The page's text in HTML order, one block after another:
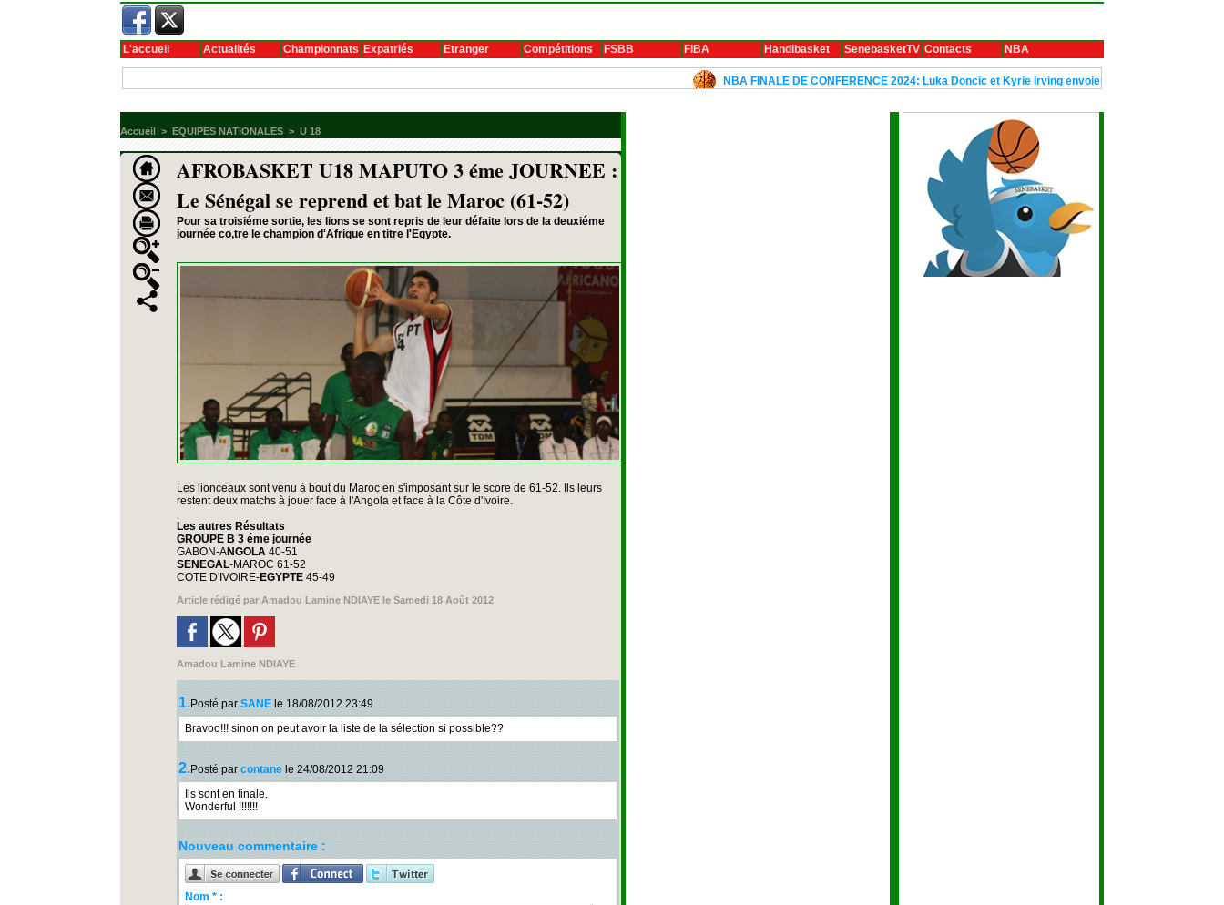
L'accueil Actualités Championnats Expatriés Etranger Compétitions FSBB FIBA Handibasket SenebasketTV Contacts NBA
NBA FINALE DE CONFERENCE 2024: Luka Doncic et Kyrie Irving envoient Dallas en finale
Accueil > EQUIPES NATIONALES > U 18
AFROBASKET U18 MAPUTO 3 éme JOURNEE :
Le Sénégal se reprend et bat le Maroc (61-52)
Pour sa troisiéme sortie, les lions se sont repris de leur défaite lors de la deuxiéme
journée co,tre le champion d'Afrique en titre l'Egypte.
Les lionceaux sont venu à bout du Maroc en s'imposant sur le score de 61-52. Ils leurs
restent deux matchs à jouer face à l'Angola et face à la Côte d'Ivoire.
Les autres Résultats
GROUPE B 3 éme journée
GABON-ANGOLA 40-51
SENEGAL-MAROC 61-52
COTE D'IVOIRE-EGYPTE 45-49
Article rédigé par Amadou Lamine NDIAYE le Samedi 18 Août 2012
Amadou Lamine NDIAYE
1.Posté parSANE le 18/08/2012 23:49
Bravoo!!! sinon on peut avoir la liste de la sélection si possible??
2.Posté parcontane le 24/08/2012 21:09
Ils sont en finale.
Wonderful !!!!!!!
Nouveau commentaire :
Nom * :